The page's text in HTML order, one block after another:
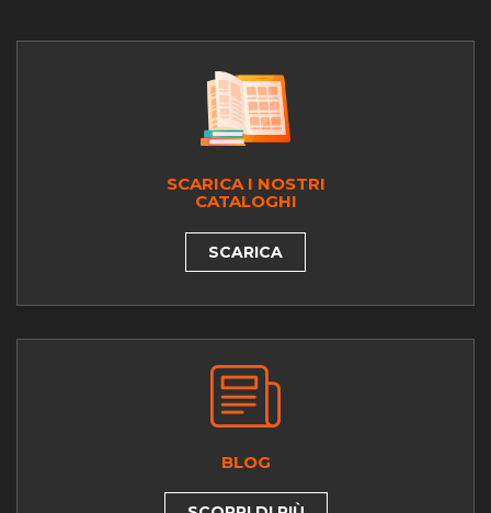
SCARICA I NOSTRI
CATALOGHI
SCARICA
BLOG